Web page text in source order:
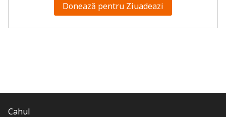
Donează pentru Ziuadeazi
Cahul